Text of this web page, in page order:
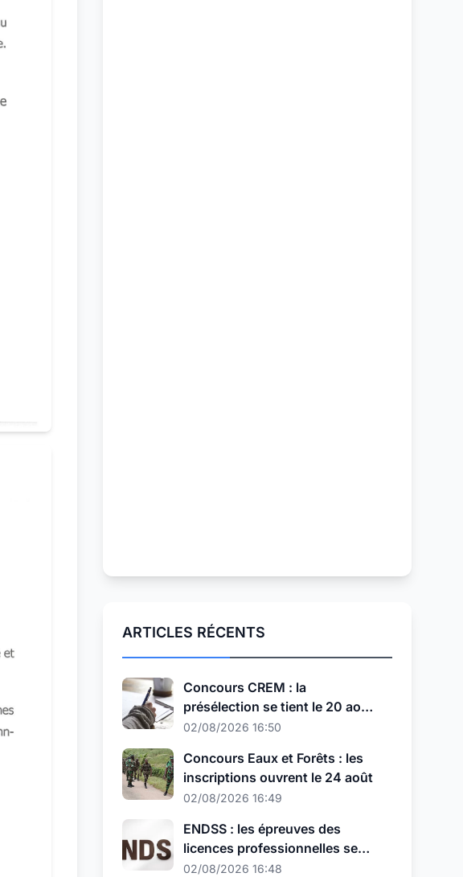
ARTICLES RÉCENTS
Concours CREM : la
présélection se tient le 20 août,
au nouveau format
02/08/2026 16:50
Concours Eaux et Forêts : les
inscriptions ouvrent le 24 août
02/08/2026 16:49
ENDSS : les épreuves des
licences professionnelles se
tiennent les 11, 12 et 13 août
02/08/2026 16:48